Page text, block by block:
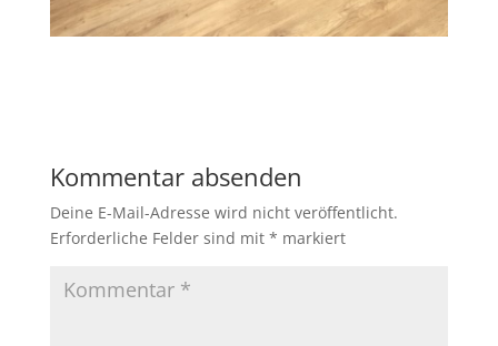
Kommentar absenden
Deine E-Mail-Adresse wird nicht veröffentlicht.
Erforderliche Felder sind mit * markiert